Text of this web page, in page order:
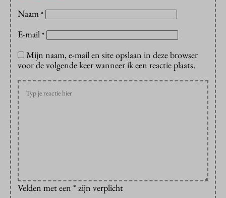
Naam *
E-mail *
Mijn naam, e-mail en site opslaan in deze browser
voor de volgende keer wanneer ik een reactie plaats.
Velden met een * zijn verplicht